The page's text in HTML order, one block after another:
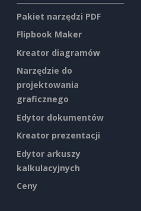
Pakiet narzędzi PDF
Flipbook Maker
Kreator diagramów
Narzędzie do
projektowania
graficznego
Edytor dokumentów
Kreator prezentacji
Edytor arkuszy
kalkulacyjnych
Ceny